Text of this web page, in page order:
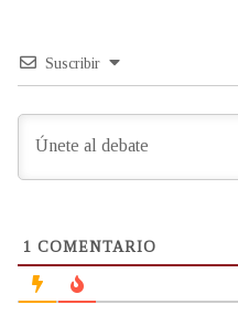
Suscribir
1 COMENTARIO